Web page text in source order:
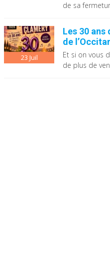
de sa
23 Juil
Les 30 ans
de
Et si on vous
de plus de